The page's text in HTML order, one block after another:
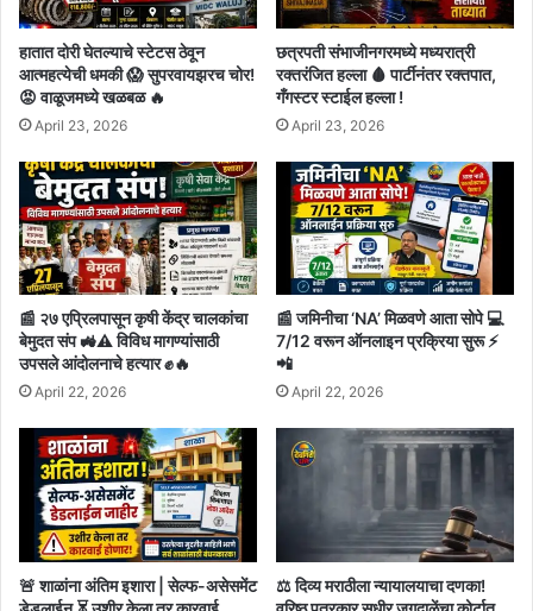
हातात दोरी घेतल्याचे स्टेटस ठेवून
आत्महत्येची धमकी 😱 सुपरवायझरच चोर!
😡 वाळूजमध्ये खळबळ 🔥
April 23, 2026
छत्रपती संभाजीनगरमध्ये मध्यरात्री
रक्तरंजित हल्ला 🩸 पार्टीनंतर रक्तपात,
गँगस्टर स्टाईल हल्ला !
April 23, 2026
📰 २७ एप्रिलपासून कृषी केंद्र चालकांचा
बेमुदत संप 🚜⚠️ विविध मागण्यांसाठी
उपसले आंदोलनाचे हत्यार ✊🔥
April 22, 2026
📰 जमिनीचा ‘NA’ मिळवणे आता सोपे 💻
7/12 वरून ऑनलाइन प्रक्रिया सुरू ⚡
📲
April 22, 2026
🚨 शाळांना अंतिम इशारा | सेल्फ-असेसमेंट
⚖️ दिव्य मराठीला न्यायालयाचा दणका!